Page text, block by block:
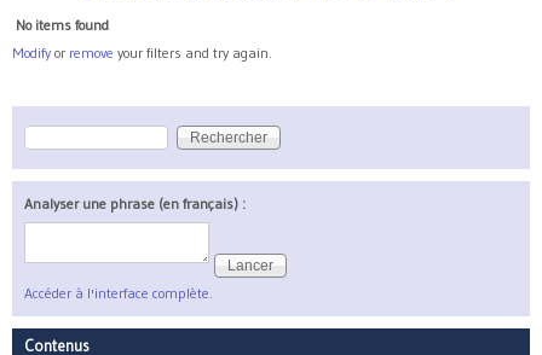
No items found
Modify or remove your filters and try again.
Formulaire de recherche
Rechercher
Analyser une phrase (en français) :
Accéder à l'interface complète.
Contenus